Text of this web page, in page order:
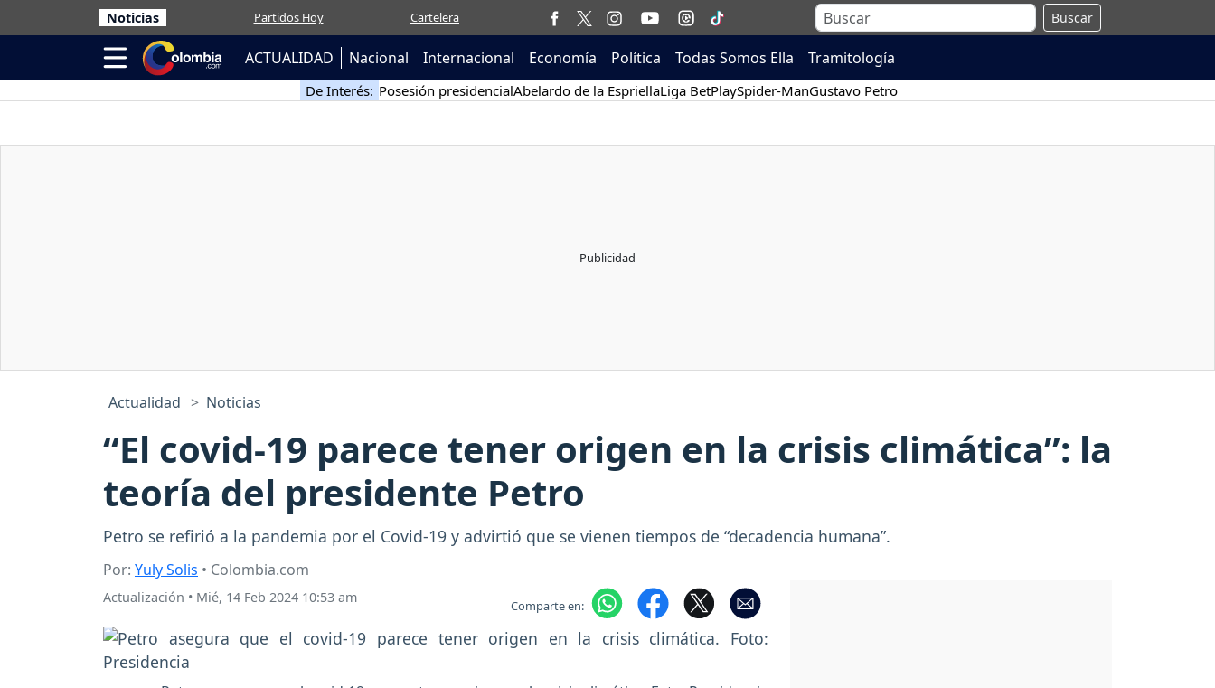
Noticias Partidos Hoy Cartelera Buscar
ACTUALIDAD Nacional Internacional Economía Política Todas Somos Ella Tramitología
De Interés: Posesión presidencialAbelardo de la EspriellaLiga BetPlaySpider-ManGustavo Petro
Actualidad Noticias
“El covid-19 parece tener origen en la crisis climática”: la
teoría del presidente Petro
Petro se refirió a la pandemia por el Covid-19 y advirtió que se vienen tiempos de “decadencia humana”.
Por: Yuly Solis • Colombia.com
Actualización • Mié, 14 Feb 2024 10:53 am Comparte en: